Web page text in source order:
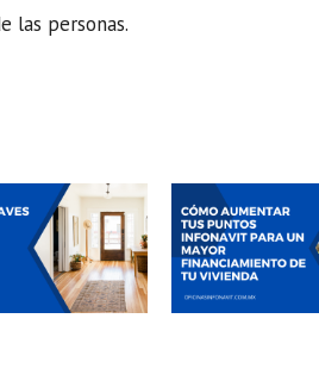
las personas.